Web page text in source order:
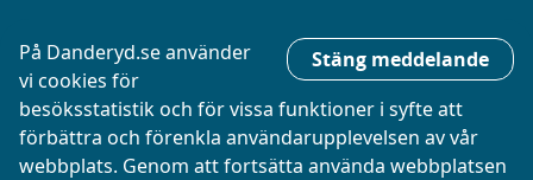
Stäng meddelande
På Danderyd.se använder
vi cookies för
besöksstatistik och för vissa funktioner i syfte att
förbättra och förenkla användarupplevelsen av vår
webbplats. Genom att fortsätta använda webbplatsen